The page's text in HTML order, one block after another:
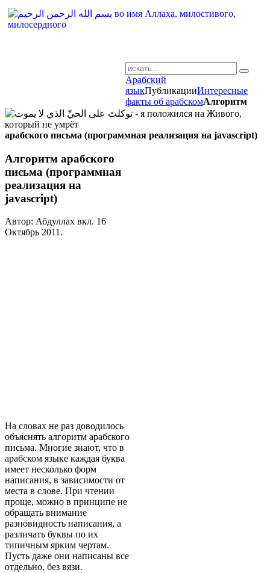
Арабский
языкПубликацииИнтересные
факты об арабскомАлгоритм
арабского письма (программная реализация на javascript)
Алгоритм арабского
письма (программная
реализация на
javascript)
Автор: Абдуллах вкл. 16
Октябрь 2011.
На словах не раз доводилось
объяснять алгоритм арабского
письма. Многие знают, что в
арабском языке каждая буква
имеет несколько форм
написания, в зависимости от
места в слове. При чтении
проще, можно в принципе не
обращать внимание
разновидность написания, а
различать буквы по их
типичным ярким чертам.
Пусть даже они написаны все
отдельно, без вязи.